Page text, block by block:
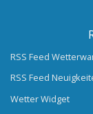
RSS Feed
RSS Feed
Wetter Widget